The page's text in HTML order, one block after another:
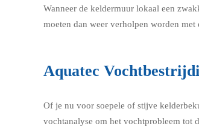
Wanneer de keldermuur lokaal een
moeten dan weer verholpen worden met
Aquatec
Of je nu voor soepele of stijve
vochtanalyse om het vochtprobleem tot